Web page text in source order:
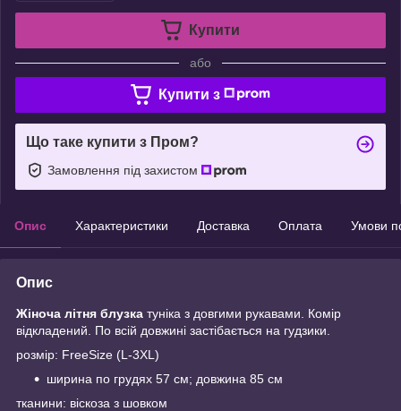
Купити
або
Купити з
Що таке купити з Пром?
Замовлення під захистом
Опис Характеристики Доставка Оплата Умови
Опис
Жіноча літня блузка туніка з довгими рукавами. Комір
відкладений. По всій довжині застібається на гудзики.
розмір: FreeSize (L-3XL)
ширина по грудях 57 см; довжина 85 см
тканини: віскоза з шовком